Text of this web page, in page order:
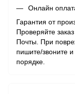
Онлайн
Гарантия от
Проверяйте
Почты. При
пишите/звоните
порядке.